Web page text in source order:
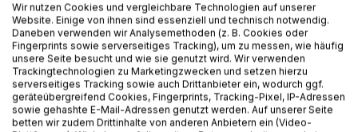
BESCHREIBUNG
"Pauline und die Elfe"
Wir nutzen Cookies und vergleichbare Technologien auf unserer
Website. Einige von ihnen sind essenziell und technisch notwendig.
Daneben verwenden wir Analysemethoden (z. B. Cookies oder
Fingerprints sowie serverseitiges Tracking), um zu messen, wie häufig
unsere Seite besucht und wie sie genutzt wird. Wir verwenden
Trackingtechnologien zu Marketingzwecken und setzen hierzu
serverseitiges Tracking sowie auch Drittanbieter ein, wodurch ggf.
geräteübergreifend Cookies, Fingerprints, Tracking-Pixel, IP-Adressen
sowie gehashte E-Mail-Adressen genutzt werden. Auf unserer Seite
betten wir zudem Drittinhalte von anderen Anbietern ein (Video-